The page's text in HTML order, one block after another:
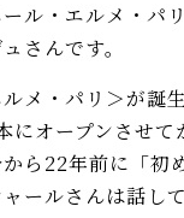
ル・エルメ・パ
さんです。
メ・パリ＞が誕
にオープンさせて
ら22年前に「初
ールさんは話し